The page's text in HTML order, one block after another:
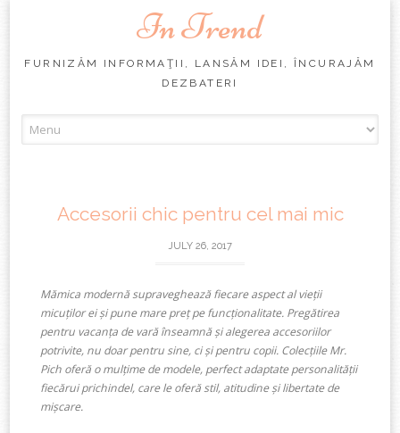
In Trend
FURNIZĂM INFORMAŢII, LANSĂM IDEI, ÎNCURAJĂM
DEZBATERI
to
Accesorii chic pentru cel mai mic
JULY 26, 2017
Mămica modernă supraveghează fiecare aspect al vieții
micuților ei și pune mare preț pe funcționalitate. Pregătirea
pentru vacanța de vară înseamnă și alegerea accesoriilor
potrivite, nu doar pentru sine, ci și pentru copii. Colecțiile Mr.
Pich oferă o mulțime de modele, perfect adaptate personalității
fiecărui prichindel, care le oferă stil, atitudine și libertate de
mișcare.